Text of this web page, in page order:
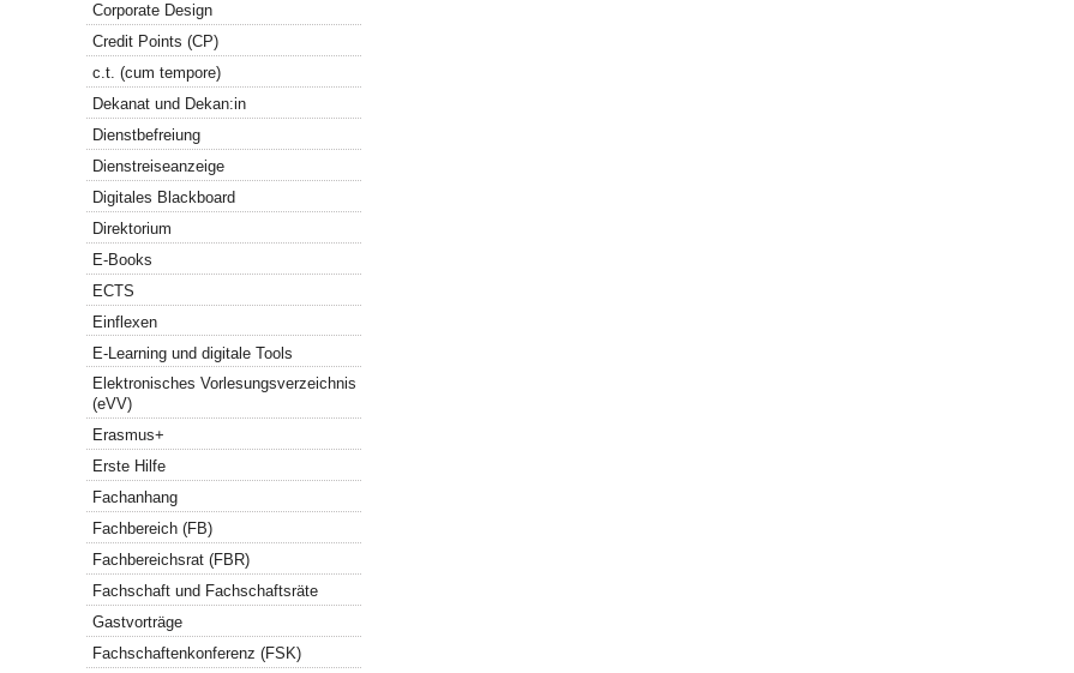
Corporate Design
Credit Points (CP)
c.t. (cum tempore)
Dekanat und Dekan:in
Dienstbefreiung
Dienstreiseanzeige
Digitales Blackboard
Direktorium
E-Books
ECTS
Einflexen
E-Learning und digitale Tools
Elektronisches Vorlesungsverzeichnis
(eVV)
Erasmus+
Erste Hilfe
Fachanhang
Fachbereich (FB)
Fachbereichsrat (FBR)
Fachschaft und Fachschaftsräte
Gastvorträge
Fachschaftenkonferenz (FSK)